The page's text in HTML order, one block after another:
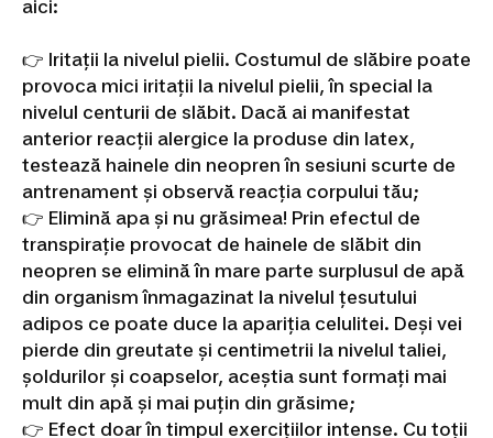
aici:
👉 Iritații la nivelul pielii. Costumul de slăbire poate
provoca mici iritații la nivelul pielii, în special la
nivelul centurii de slăbit. Dacă ai manifestat
anterior reacții alergice la produse din latex,
testează hainele din neopren în sesiuni scurte de
antrenament și observă reacția corpului tău;
👉 Elimină apa și nu grăsimea! Prin efectul de
transpirație provocat de hainele de slăbit din
neopren se elimină în mare parte surplusul de apă
din organism înmagazinat la nivelul țesutului
adipos ce poate duce la apariția celulitei. Deși vei
pierde din greutate și centimetrii la nivelul taliei,
șoldurilor și coapselor, aceștia sunt formați mai
mult din apă și mai puțin din grăsime;
👉 Efect doar în timpul exercițiilor intense. Cu toții